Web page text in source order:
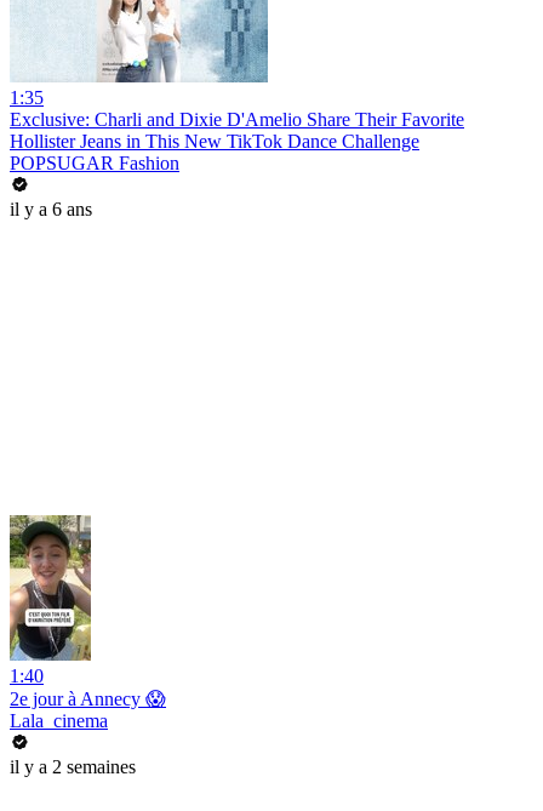
1:35
Exclusive: Charli and Dixie D'Amelio Share Their Favorite
Hollister Jeans in This New TikTok Dance Challenge
POPSUGAR Fashion
il y a 6 ans
1:40
2e jour à Annecy 😱
Lala_cinema
il y a 2 semaines